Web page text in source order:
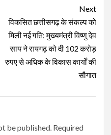
Next
विकसित छत्तीसगढ़ के संकल्प को
मिली नई गति: मुख्यमंत्री विष्णु देव
साय ने रायगढ़ को दी 102 करोड़
रुपए से अधिक के विकास कार्यों की
सौगात
be published. Required